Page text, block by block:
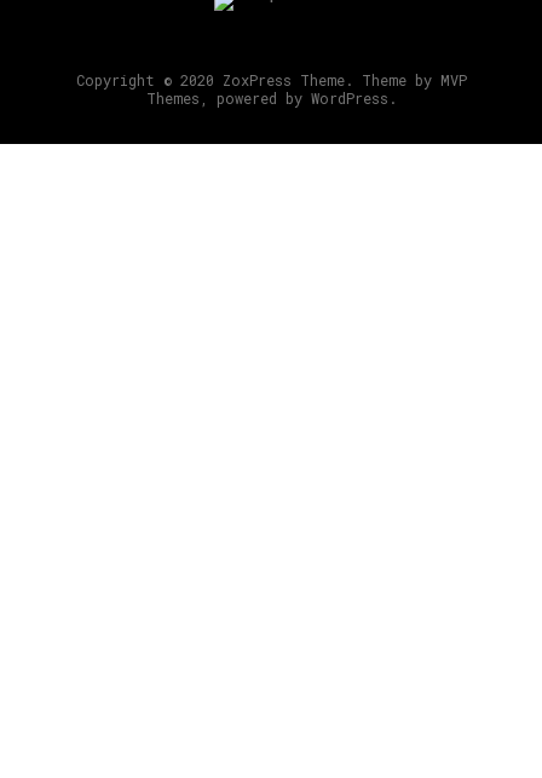
Copyright © 2020 ZoxPress Theme. Theme by MVP
Themes, powered by WordPress.